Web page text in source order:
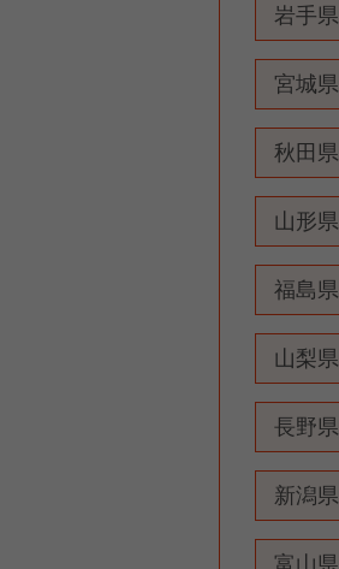
岩手県
宮城県
秋田県
山形県
福島県
山梨県
長野県
新潟県